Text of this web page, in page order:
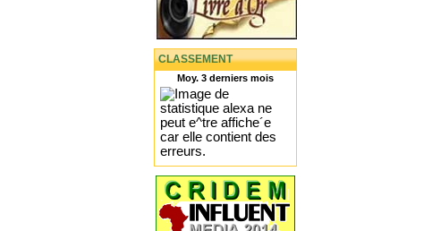
CLASSEMENT
Moy. 3 derniers mois